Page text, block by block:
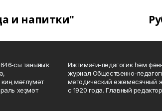
и напитки"
таныҡлыҡ
мәғлүмәт
хеҙмәт
Ижтимағи-педагогик һәм
журнал Общественно-
методический ежемесячный
с 1920 года. Главный